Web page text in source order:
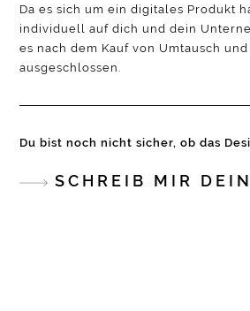
Da es sich um ein digitales Produkt
individuell auf dich und dein
es nach dem Kauf von Umtausch
ausgeschlossen.
Du bist noch nicht sicher, ob das
SCHREIB MIR